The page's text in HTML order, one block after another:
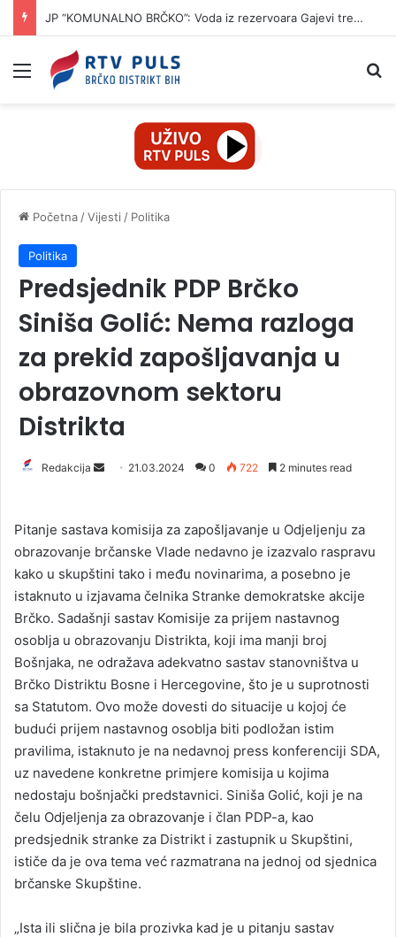
JP “KOMUNALNO BRČKO”: Voda iz rezervoara Gajevi trenutno nije za piće
Izbornik
Početna /Vijesti / Politika
Politika
Predsjednik PDP Brčko
Siniša Golić: Nema razloga
za prekid zapošljavanja u
obrazovnom sektoru
Distrikta
Redakcija
d
a
n
e
m
a
i
l
21.03.2024 0 722 2 minutes read
Pitanje sastava komisija za zapošljavanje u Odjeljenju za
obrazovanje brčanske Vlade nedavno je izazvalo raspravu
kako u skupštini tako i među novinarima, a posebno je
istaknuto u izjavama čelnika Stranke demokratske akcije
Brčko. Sadašnji sastav Komisije za prijem nastavnog
osoblja u obrazovanju Distrikta, koji ima manji broj
Bošnjaka, ne odražava adekvatno sastav stanovništva u
Brčko Distriktu Bosne i Hercegovine, što je u suprotnosti
sa Statutom. Ovo može dovesti do situacije u kojoj će
budući prijem nastavnog osoblja biti podložan istim
pravilima, istaknuto je na nedavnoj press konferenciji SDA,
uz navedene konkretne primjere komisija u kojima
nedostaju bošnjački predstavnici. Siniša Golić, koji je na
čelu Odjeljenja za obrazovanje i član PDP-a, kao
predsjednik stranke za Distrikt i zastupnik u Skupštini,
ističe da je ova tema već razmatrana na jednoj od sjednica
brčanske Skupštine.
„Ista ili slična je bila prozivka kad je u pitanju sastav